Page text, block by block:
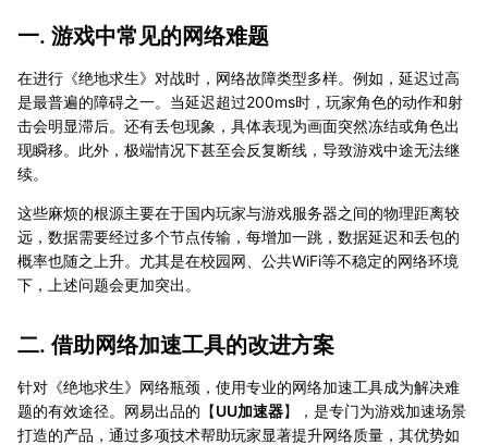
一. 游戏中常见的网络难题
在进行《绝地求生》对战时，网络故障类型多样。例如，延迟过高
是最普遍的障碍之一。当延迟超过200ms时，玩家角色的动作和射
击会明显滞后。还有丢包现象，具体表现为画面突然冻结或角色出
现瞬移。此外，极端情况下甚至会反复断线，导致游戏中途无法继
续。
这些麻烦的根源主要在于国内玩家与游戏服务器之间的物理距离较
远，数据需要经过多个节点传输，每增加一跳，数据延迟和丢包的
概率也随之上升。尤其是在校园网、公共WiFi等不稳定的网络环境
下，上述问题会更加突出。
二. 借助网络加速工具的改进方案
针对《绝地求生》网络瓶颈，使用专业的网络加速工具成为解决难
题的有效途径。网易出品的【UU加速器】，是专门为游戏加速场景
打造的产品，通过多项技术帮助玩家显著提升网络质量，其优势如